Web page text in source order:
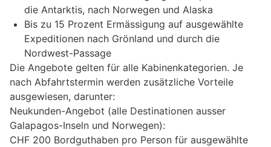
die Antarktis, nach Norwegen und Alaska
Bis zu 15 Prozent Ermässigung auf ausgewählte
Expeditionen nach Grönland und durch die
Nordwest-Passage
Die Angebote gelten für alle Kabinenkategorien. Je
nach Abfahrtstermin werden zusätzliche Vorteile
ausgewiesen, darunter:
Neukunden-Angebot (alle Destinationen ausser
Galapagos-Inseln und Norwegen):
CHF 200 Bordguthaben pro Person für ausgewählte